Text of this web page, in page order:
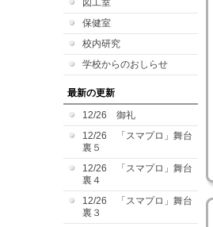
図工室
保健室
校内研究
学校からのおしらせ
最新の更新
12/26 御礼
12/26 「スマプロ」舞台
裏５
12/26 「スマプロ」舞台
裏４
12/26 「スマプロ」舞台
裏３